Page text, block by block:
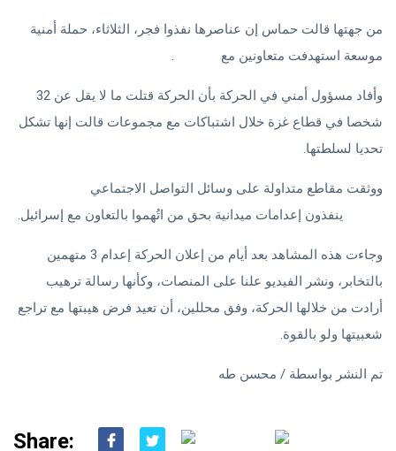
من جهتها قالت حماس إن عناصرها نفذوا فجر، الثلاثاء، حملة أمنية
موسعة استهدفت متعاونين مع
.
وأفاد مسؤول أمني في الحركة بأن الحركة قتلت ما لا يقل عن 32
شخصا في قطاع غزة خلال اشتباكات مع مجموعات قالت إنها تشكل
تحديا لسلطتها.
ووثقت مقاطع متداولة على وسائل التواصل الاجتماعي
ينفذون إعدامات ميدانية بحق من اتُهموا بالتعاون مع إسرائيل.
وجاءت هذه المشاهد بعد أيام من إعلان الحركة إعدام 3 متهمين
بالتخابر، ونشر الفيديو علنا على المنصات، وكأنها رسالة ترهيب
أرادت من خلالها الحركة، وفق محللين، أن تعيد فرض هيبتها مع تراجع
شعبيتها ولو بالقوة.
تم النشر بواسطة / محسن طه
Share: